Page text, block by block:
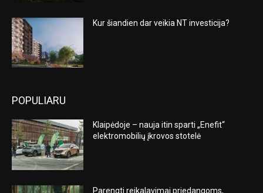
Kur šiandien dar veikia NT investicija?
POPULIARU
Klaipėdoje – nauja itin sparti „Enefit“
elektromobilių įkrovos stotelė
Parengti reikalavimai priedangoms,